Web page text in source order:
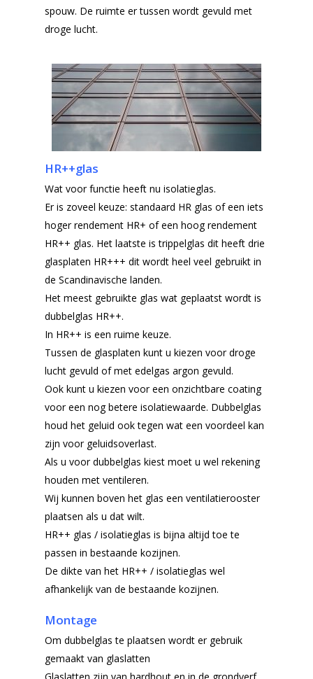
spouw. De ruimte er tussen wordt gevuld met
droge lucht.
HR++glas
Wat voor functie heeft nu isolatieglas.
Er is zoveel keuze: standaard HR glas of een iets
hoger rendement HR+ of een hoog rendement
HR++ glas. Het laatste is trippelglas dit heeft drie
glasplaten HR+++ dit wordt heel veel gebruikt in
de Scandinavische landen.
Het meest gebruikte glas wat geplaatst wordt is
dubbelglas HR++.
In HR++ is een ruime keuze.
Tussen de glasplaten kunt u kiezen voor droge
lucht gevuld of met edelgas argon gevuld.
Ook kunt u kiezen voor een onzichtbare coating
voor een nog betere isolatiewaarde. Dubbelglas
houd het geluid ook tegen wat een voordeel kan
zijn voor geluidsoverlast.
Als u voor dubbelglas kiest moet u wel rekening
houden met ventileren.
Wij kunnen boven het glas een ventilatierooster
plaatsen als u dat wilt.
HR++ glas / isolatieglas is bijna altijd toe te
passen in bestaande kozijnen.
De dikte van het HR++ / isolatieglas wel
afhankelijk van de bestaande kozijnen.
Montage
Om dubbelglas te plaatsen wordt er gebruik
gemaakt van glaslatten